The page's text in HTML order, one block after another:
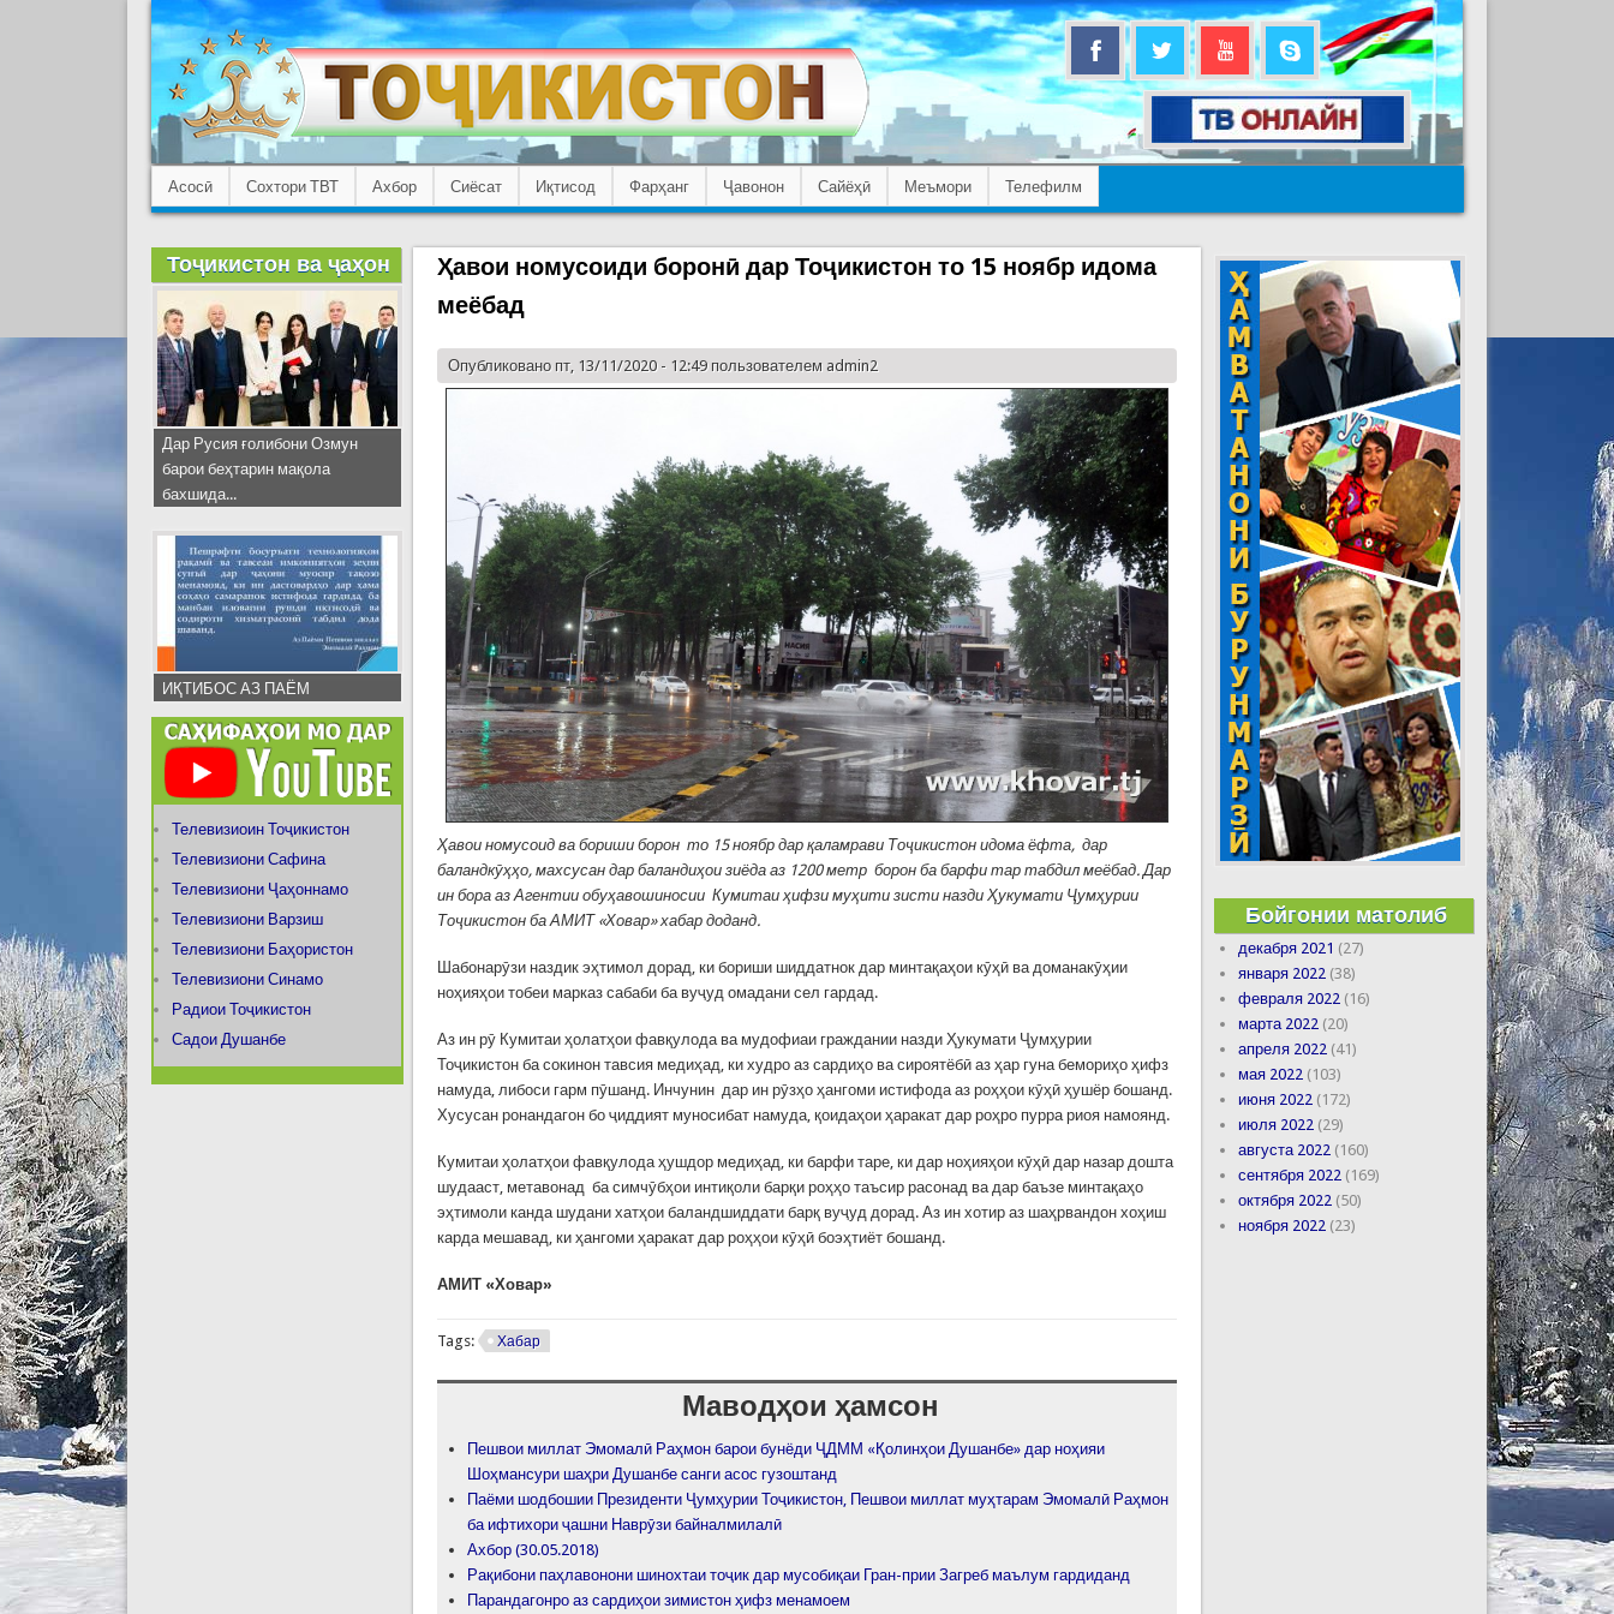
Асосӣ Сохтори ТВТ Ахбор Сиёсат Иқтисод Фарҳанг Ҷавонон Сайёҳӣ Меъмори Телефилм
Ҳавои номусоиди боронӣ дар Тоҷикистон то 15 ноябр идома
меёбад
Опубликовано пт, 13/11/2020 - 12:49 пользователем admin2
Ҳавои номусоид ва бориши борон то 15 ноябр дар қаламрави Тоҷикистон идома ёфта, дар
баландкӯҳҳо, махсусан дар баландиҳои зиёда аз 1200 метр борон ба барфи тар табдил меёбад. Дар
ин бора аз Агентии обуҳавошиносии Кумитаи ҳифзи муҳити зисти назди Ҳукумати Ҷумҳурии
Тоҷикистон ба АМИТ «Ховар» хабар доданд.
Шабонарӯзи наздик эҳтимол дорад, ки бориши шиддатнок дар минтақаҳои кӯҳӣ ва доманакӯҳии
ноҳияҳои тобеи марказ сабаби ба вуҷуд омадани сел гардад.
Аз ин рӯ Кумитаи ҳолатҳои фавқулода ва мудофиаи граждании назди Ҳукумати Ҷумҳурии
Тоҷикистон ба сокинон тавсия медиҳад, ки худро аз сардиҳо ва сироятёбӣ аз ҳар гуна бемориҳо ҳифз
намуда, либоси гарм пӯшанд. Инчунин дар ин рӯзҳо ҳангоми истифода аз роҳҳои кӯҳӣ ҳушёр бошанд.
Хусусан ронандагон бо ҷиддият муносибат намуда, қоидаҳои ҳаракат дар роҳро пурра риоя намоянд.
Кумитаи ҳолатҳои фавқулода ҳушдор медиҳад, ки барфи таре, ки дар ноҳияҳои кӯҳӣ дар назар дошта
шудааст, метавонад ба симчӯбҳои интиқоли барқи роҳҳо таъсир расонад ва дар баъзе минтақаҳо
эҳтимоли канда шудани хатҳои баландшиддати барқ вуҷуд дорад. Аз ин хотир аз шаҳрвандон хоҳиш
карда мешавад, ки ҳангоми ҳаракат дар роҳҳои кӯҳӣ боэҳтиёт бошанд.
АМИТ «Ховар»
Tags: Хабар
Маводҳои ҳамсон
Пешвои миллат Эмомалӣ Раҳмон барои бунёди ҶДММ «Қолинҳои Душанбе» дар ноҳияи
Шоҳмансури шаҳри Душанбе санги асос гузоштанд
Паёми шодбошии Президенти Ҷумҳурии Тоҷикистон, Пешвои миллат муҳтарам Эмомалӣ Раҳмон
ба ифтихори ҷашни Наврӯзи байналмилалӣ
Ахбор (30.05.2018)
Рақибони паҳлавонони шинохтаи тоҷик дар мусобиқаи Гран-прии Загреб маълум гардиданд
Парандагонро аз сардиҳои зимистон ҳифз менамоем
Тоҷикистон ва ҷаҳон
Дар Русия ғолибони Озмун
барои беҳтарин мақола
бахшида...
ИҚТИБОС АЗ ПАЁМ
Телевизиоин Тоҷикистон
Телевизиони Сафина
Телевизиони Ҷаҳоннамо
Телевизиони Варзиш
Телевизиони Баҳористон
Телевизиони Синамо
Радиои Тоҷикистон
Садои Душанбе
Бойгонии матолиб
декабря 2021 (27)
января 2022 (38)
февраля 2022 (16)
марта 2022 (20)
апреля 2022 (41)
мая 2022 (103)
июня 2022 (172)
июля 2022 (29)
августа 2022 (160)
сентября 2022 (169)
октября 2022 (50)
ноября 2022 (23)